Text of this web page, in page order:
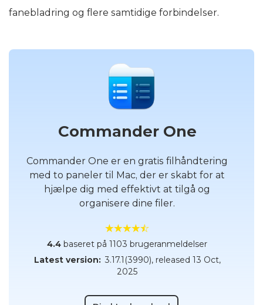
fanebladring og flere samtidige forbindelser.
Commander One
Commander One er en gratis filhåndtering
med to paneler til Mac, der er skabt for at
hjælpe dig med effektivt at tilgå og
organisere dine filer.
4.4 baseret på 1103 brugeranmeldelser
Latest version: 3.17.1(3990), released 13 Oct,
2025